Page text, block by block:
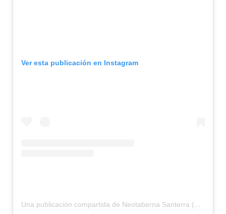
Ver esta publicación en Instagram
Una publicación compartida de Neotaberna Santerra (@santerra_neotaberna)